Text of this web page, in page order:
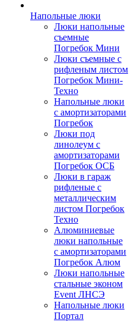
Напольные люки
Люки напольные
съемные
Погребок Мини
Люки съемные с
рифленым листом
Погребок Мини-
Техно
Напольные люки
с амортизаторами
Погребок
Люки под
линолеум с
амортизаторами
Погребок ОСБ
Люки в гараж
рифленые с
металлическим
листом Погребок
Техно
Алюминиевые
люки напольные
с амортизаторами
Погребок Алюм
Люки напольные
стальные эконом
Event ЛНСЭ
Напольные люки
Портал